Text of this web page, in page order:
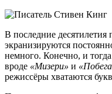
В последние
экранизируются
немного. Конечно, и
вроде «Мизери» и
режиссёры хватаются